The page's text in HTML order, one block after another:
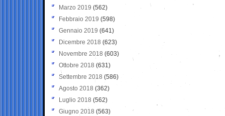
Marzo 2019 (562)
Febbraio 2019 (598)
Gennaio 2019 (641)
Dicembre 2018 (623)
Novembre 2018 (603)
Ottobre 2018 (631)
Settembre 2018 (586)
Agosto 2018 (362)
Luglio 2018 (562)
Giugno 2018 (563)